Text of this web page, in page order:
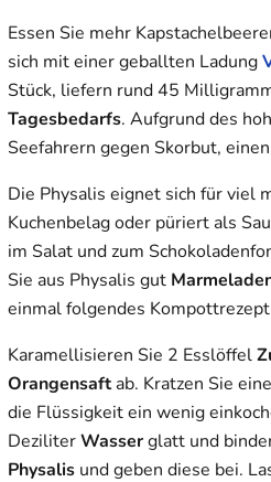
Essen Sie mehr
sich mit einer geballten Ladung
Stück, liefern rund 45
Tagesbedarfs. Aufgrund des
Seefahrern gegen Skorbut,
Die Physalis eignet sich für viel
Kuchenbelag oder püriert als
im Salat und zum
Sie aus Physalis gut
einmal folgendes
Karamellisieren Sie 2 Esslöffel
Orangensaftab. Kratzen Sie
die Flüssigkeit ein wenig
DeziliterWasserglatt und
Physalis und geben diese bei.